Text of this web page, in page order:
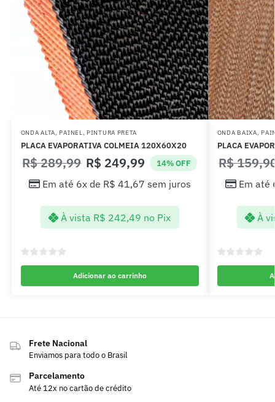
ONDA ALTA, PAINEL, PINTURA PRETA
PLACA EVAPORATIVA COLMEIA 120X60X20
R$289,99 R$ 249,99 14% OFF
Em até 6x de R$ 41,67 sem juros
À vista R$ 242,49 no Pix
Adicionar ao carrinho
ONDA BAIXA,
PLACA
R$
Em até
À
Frete Nacional
Enviamos para todo o Brasil
Parcelamento
Até 12x no cartão de crédito